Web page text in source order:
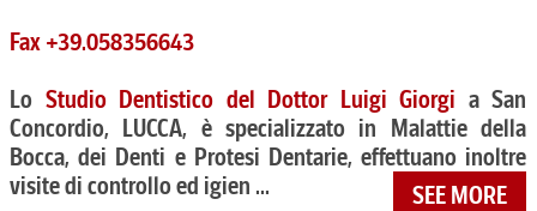
Fax +39.058356643
Lo Studio Dentistico del Dottor Luigi Giorgi a San
Concordio, LUCCA, è specializzato in Malattie della
Bocca, dei Denti e Protesi Dentarie, effettuano inoltre
visite di controllo ed igien ...
SEE MORE